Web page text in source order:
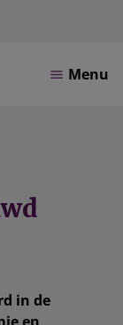
Menu
in de